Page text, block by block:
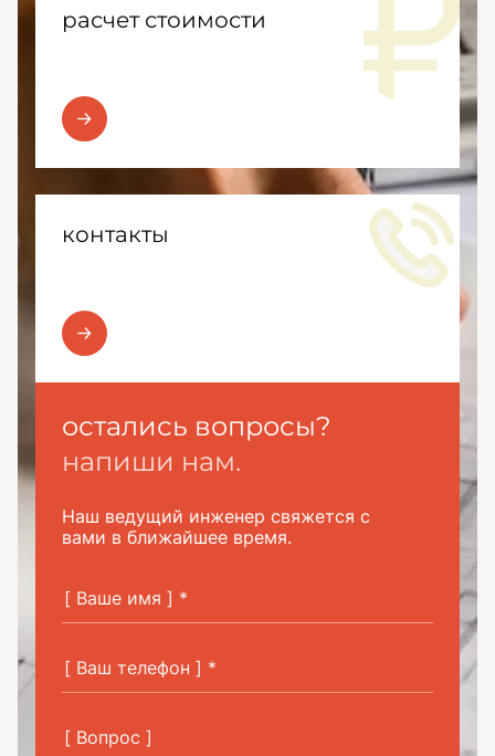
расчет стоимости
контакты
остались вопросы?
напиши нам.
Наш ведущий инженер свяжется с
вами в ближайшее время.